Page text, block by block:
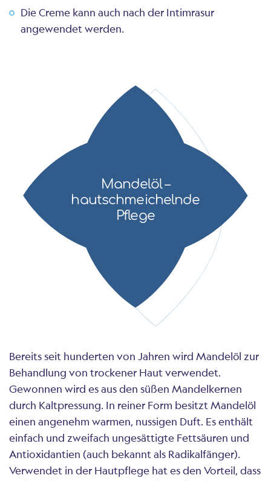
Die Creme kann auch nach der Intimrasur
angewendet werden.
Mandelöl –
hautschmeichelnde
Pflege
Bereits seit hunderten von Jahren wird Mandelöl zur
Behandlung von trockener Haut verwendet.
Gewonnen wird es aus den süßen Mandelkernen
durch Kaltpressung. In reiner Form besitzt Mandelöl
einen angenehm warmen, nussigen Duft. Es enthält
einfach und zweifach ungesättigte Fettsäuren und
Antioxidantien (auch bekannt als Radikalfänger).
Verwendet in der Hautpflege hat es den Vorteil, dass